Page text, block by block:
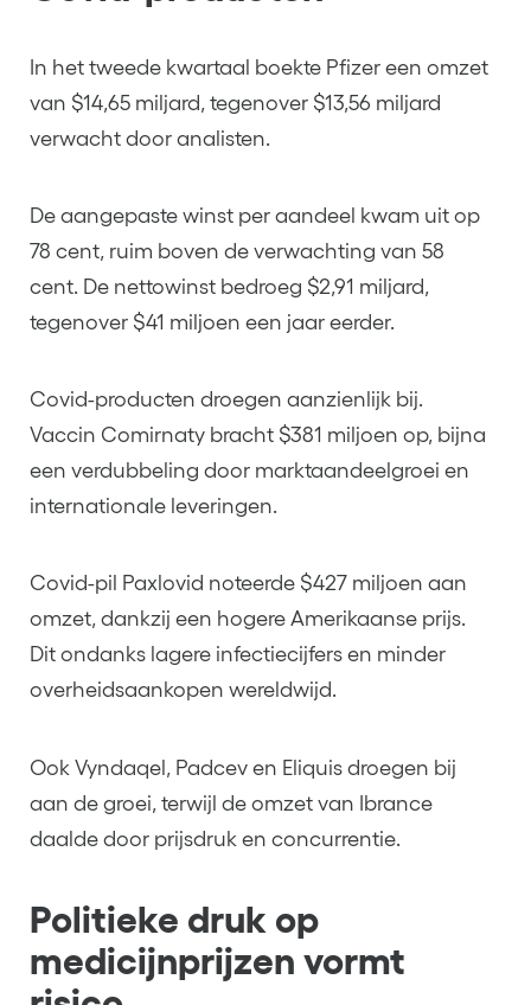
In het tweede kwartaal boekte Pfizer een omzet
van $14,65 miljard, tegenover $13,56 miljard
verwacht door analisten.
De aangepaste winst per aandeel kwam uit op
78 cent, ruim boven de verwachting van 58
cent. De nettowinst bedroeg $2,91 miljard,
tegenover $41 miljoen een jaar eerder.
Covid-producten droegen aanzienlijk bij.
Vaccin Comirnaty bracht $381 miljoen op, bijna
een verdubbeling door marktaandeelgroei en
internationale leveringen.
Covid-pil Paxlovid noteerde $427 miljoen aan
omzet, dankzij een hogere Amerikaanse prijs.
Dit ondanks lagere infectiecijfers en minder
overheidsaankopen wereldwijd.
Ook Vyndaqel, Padcev en Eliquis droegen bij
aan de groei, terwijl de omzet van Ibrance
daalde door prijsdruk en concurrentie.
Politieke druk op
medicijnprijzen vormt